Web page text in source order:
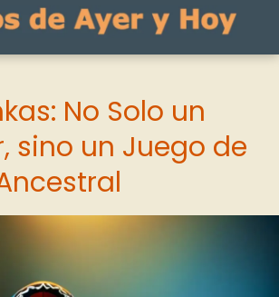
No Solo un
sino un Juego de